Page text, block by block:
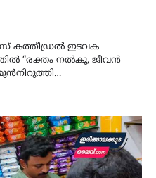
കത്തീഡ്രൽ ഇടവക
“രക്തം നൽകൂ, ജീവൻ